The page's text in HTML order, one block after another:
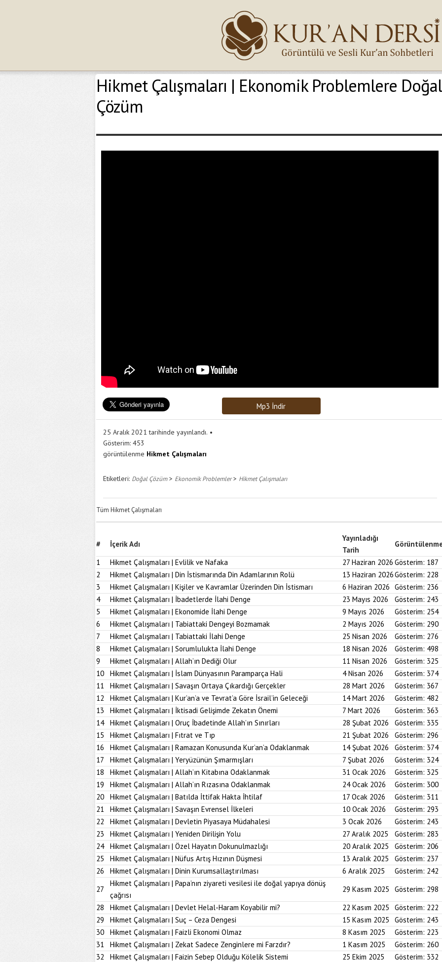
Hikmet Çalışmaları | Ekonomik Problemlere Doğal
Çözüm
Mp3 İndir
25 Aralık 2021 tarihinde yayınlandı.
Gösterim: 453
görüntülenme Hikmet Çalışmaları
Etiketleri: Doğal Çözüm> Ekonomik Problemler> Hikmet Çalışmaları
Tüm Hikmet Çalışmaları
# İçerik Adı
Yayınladığı
Tarih
1
Hikmet Çalışmaları | Evlilik ve Nafaka 27 Haziran 2026 Gösterim: 187
2
Hikmet Çalışmaları | Din İstismarında Din Adamlarının Rolü 13 Haziran 2026Gösterim: 228
3
Hikmet Çalışmaları | Kişiler ve Kavramlar Üzerinden Din İstismarı 6 Haziran 2026 Gösterim: 236
4
Hikmet Çalışmaları | İbadetlerde İlahi Denge 23 Mayıs 2026 Gösterim: 243
5
Hikmet Çalışmaları | Ekonomide İlahi Denge 9 Mayıs 2026 Gösterim: 254
6
Hikmet Çalışmaları | Tabiattaki Dengeyi Bozmamak 2 Mayıs 2026 Gösterim: 290
7
Hikmet Çalışmaları | Tabiattaki İlahi Denge 25 Nisan 2026 Gösterim: 276
8
Hikmet Çalışmaları | Sorumlulukta İlahi Denge 18 Nisan 2026 Gösterim: 498
9
Hikmet Çalışmaları | Allah’ın Dediği Olur 11 Nisan 2026 Gösterim: 325
10
Hikmet Çalışmaları | İslam Dünyasının Paramparça Hali 4 Nisan 2026 Gösterim: 374
11
Hikmet Çalışmaları | Savaşın Ortaya Çıkardığı Gerçekler 28 Mart 2026 Gösterim: 367
12
Hikmet Çalışmaları | Kur’an’a ve Tevrat’a Göre İsrail’in Geleceği 14 Mart 2026 Gösterim: 482
13
Hikmet Çalışmaları | İktisadi Gelişimde Zekatın Önemi 7 Mart 2026 Gösterim: 363
14
Hikmet Çalışmaları | Oruç İbadetinde Allah’ın Sınırları 28 Şubat 2026 Gösterim: 335
15
Hikmet Çalışmaları | Fıtrat ve Tıp 21 Şubat 2026 Gösterim: 296
16
Hikmet Çalışmaları | Ramazan Konusunda Kur’an’a Odaklanmak 14 Şubat 2026 Gösterim: 374
17
Hikmet Çalışmaları | Yeryüzünün Şımarmışları 7 Şubat 2026 Gösterim: 324
18
Hikmet Çalışmaları | Allah’ın Kitabına Odaklanmak 31 Ocak 2026 Gösterim: 325
19
Hikmet Çalışmaları | Allah’ın Rızasına Odaklanmak 24 Ocak 2026 Gösterim: 300
20
Hikmet Çalışmaları | Batılda İttifak Hakta İhtilaf 17 Ocak 2026 Gösterim: 311
21
Hikmet Çalışmaları | Savaşın Evrensel İlkeleri 10 Ocak 2026 Gösterim: 293
22
Hikmet Çalışmaları | Devletin Piyasaya Müdahalesi 3 Ocak 2026 Gösterim: 243
23
Hikmet Çalışmaları | Yeniden Dirilişin Yolu 27 Aralık 2025 Gösterim: 283
24
Hikmet Çalışmaları | Özel Hayatın Dokunulmazlığı 20 Aralık 2025 Gösterim: 206
25
Hikmet Çalışmaları | Nüfus Artış Hızının Düşmesi 13 Aralık 2025 Gösterim: 237
26
Hikmet Çalışmaları | Dinin Kurumsallaştırılması 6 Aralık 2025 Gösterim: 242
27
Hikmet Çalışmaları | Papa’nın ziyareti vesilesi ile doğal yapıya dönüş
çağrısı
29 Kasım 2025 Gösterim: 298
28
Hikmet Çalışmaları | Devlet Helal-Haram Koyabilir mi? 22 Kasım 2025 Gösterim: 222
29
Hikmet Çalışmaları | Suç – Ceza Dengesi 15 Kasım 2025 Gösterim: 243
30
Hikmet Çalışmaları | Faizli Ekonomi Olmaz 8 Kasım 2025 Gösterim: 223
31
Hikmet Çalışmaları | Zekat Sadece Zenginlere mi Farzdır? 1 Kasım 2025 Gösterim: 260
32
Hikmet Çalışmaları | Faizin Sebep Olduğu Kölelik Sistemi 25 Ekim 2025 Gösterim: 332